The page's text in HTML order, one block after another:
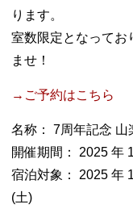
ります。
室数限定となってお
ませ！
→ご予約はこちら
名称： 7周年記念 山
開催期間： 2025 年
宿泊対象： 2025 年
(土)